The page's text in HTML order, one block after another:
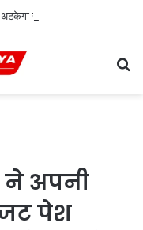
ने अपनी
पेश